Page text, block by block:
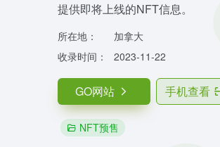
提供即将上线的NFT信息。
所在地：
加拿大
收录时间：
2023-11-22
GO网站 手机查看
NFT预售